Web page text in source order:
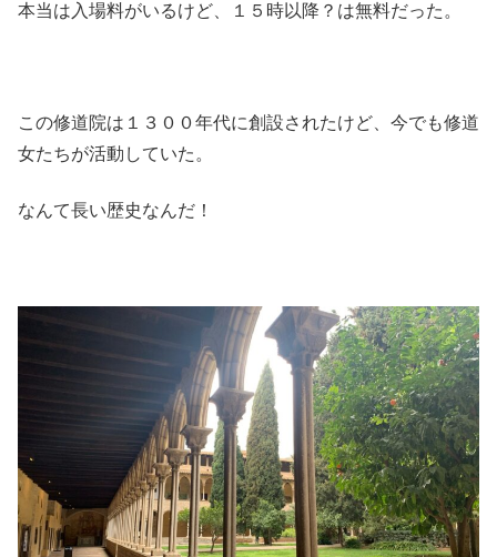
本当は入場料がいるけど、１５時以降？は無料だった。
この修道院は１３００年代に創設されたけど、今でも修道
女たちが活動していた。
なんて長い歴史なんだ！